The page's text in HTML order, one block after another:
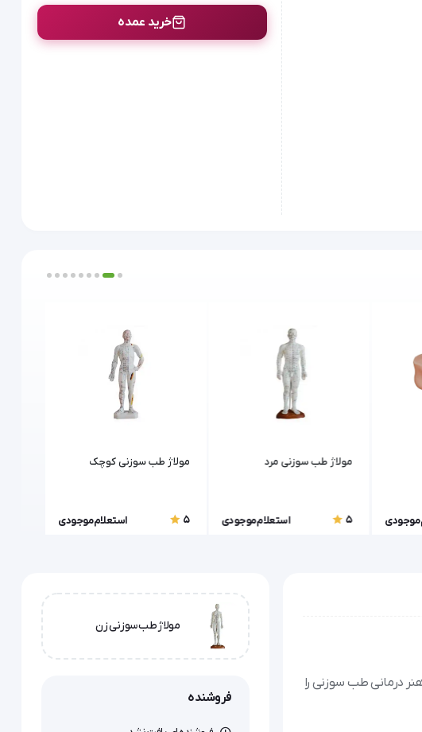
خرید عمده
موجودی
مولاژ طب سوزنی مرد
5 استعلام موجودی
مولاژ طب سوزنی کوچک
5 استعلام موجودی
درمانی طب سوزنی را
مولاژ طب سوزنی زن
فروشنده